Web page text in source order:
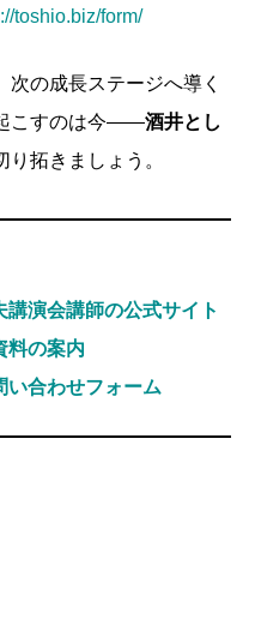
toshio.biz/form/
次の成長ステージへ導く
こすのは今――酒井とし
り拓きましょう。
講演会講師の公式サイト
料の案内
い合わせフォーム